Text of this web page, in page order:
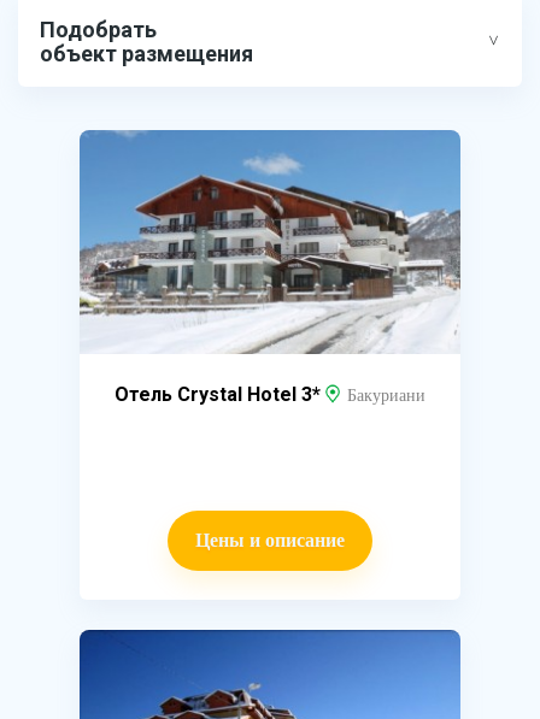
Подобрать
объект размещения
Отель Crystal Hotel 3* Бакуриани
Цены и описание